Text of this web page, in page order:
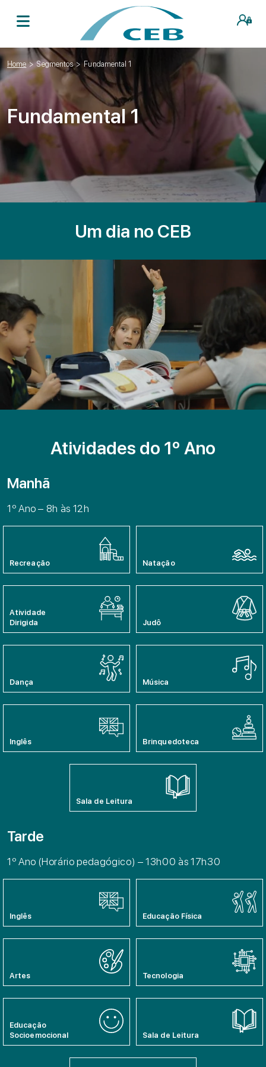
Home > Segmentos > Fundamental 1
Fundamental 1
Um dia no CEB
Atividades do 1º Ano
Manhã
1º Ano – 8h às 12h
Recreação Natação
Atividade
Dirigida
Judô
Dança Música
Inglês Brinquedoteca
Sala de Leitura
Tarde
1º Ano (Horário pedagógico) – 13h00 às 17h30
Inglês Educação Física
Artes Tecnologia
Educação
Socioemocional
Sala de Leitura